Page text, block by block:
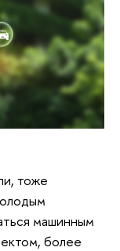
тоже
машинным
более